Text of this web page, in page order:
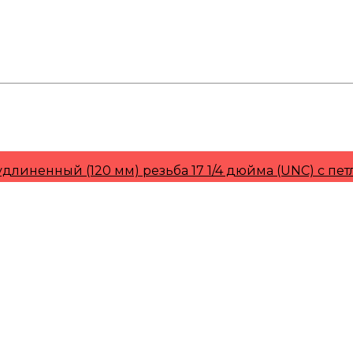
(120 мм) резьба 17 1/4 дюйма (UNC) с